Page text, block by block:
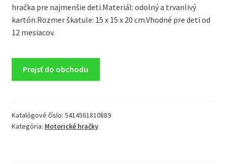
hračka pre najmenšie deti.Materiál: odolný a trvanlivý
kartón.Rozmer škatule: 15 x 15 x 20 cm.Vhodné pre deti od
12 mesiacov.
Prejsť do obchodu
Katalógové číslo: 5414561810889
Kategória: Motorické hračky